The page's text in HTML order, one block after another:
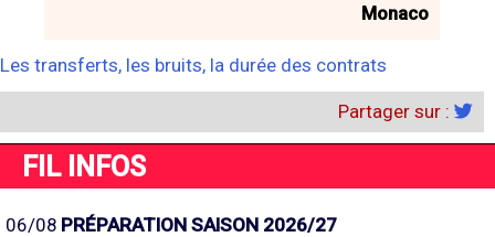
Monaco
Les transferts, les bruits, la durée des contrats
Partager sur :
FIL INFOS
06/08 PRÉPARATION SAISON 2026/27